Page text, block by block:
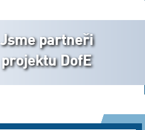
Jsme partneři
projektu DofE